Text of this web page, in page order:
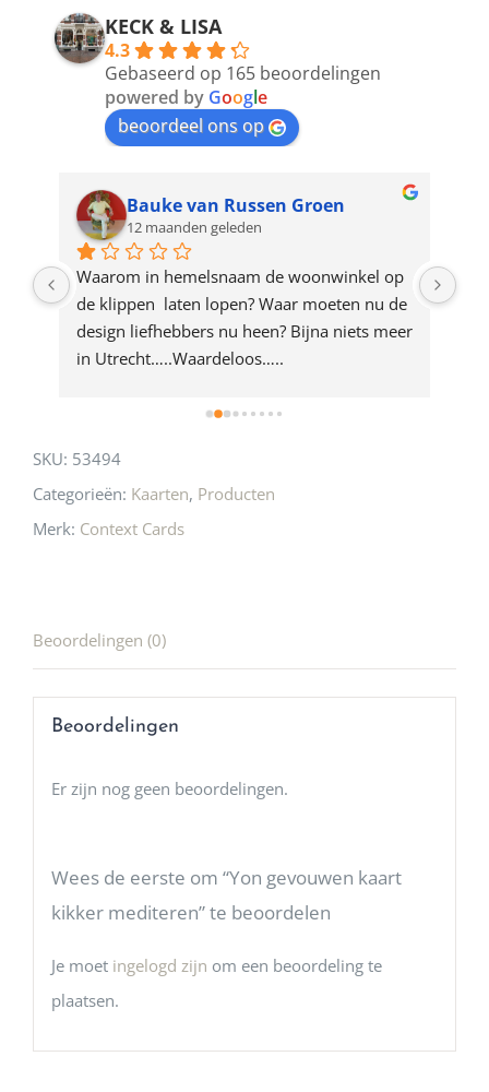
address
product
KECK & LISA
4.3
Gebaseerd op 165 beoordelingen
powered by Google
beoordeel ons op
Bauke van Russen Groen
12 maanden geleden
Waarom in hemelsnaam de woonwinkel op
de klippen  laten lopen? Waar moeten nu de
design liefhebbers nu heen? Bijna niets meer
in Utrecht…..Waardeloos…..
SKU: 53494
Categorieën: Kaarten, Producten
Merk: Context Cards
Beoordelingen (0)
Beoordelingen
Er zijn nog geen beoordelingen.
Wees de eerste om “Yon gevouwen kaart
kikker mediteren” te beoordelen
Je moet ingelogd zijn om een beoordeling te
plaatsen.